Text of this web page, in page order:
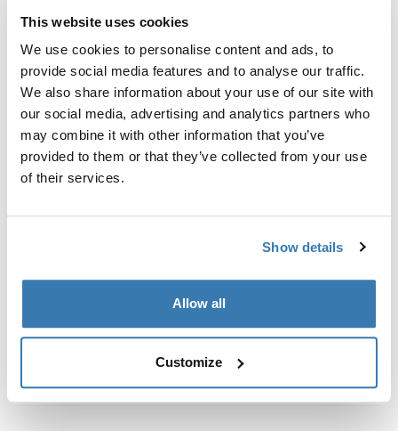
This website uses cookies
We use cookies to personalise content and ads, to
provide social media features and to analyse our traffic.
We also share information about your use of our site with
our social media, advertising and analytics partners who
may combine it with other information that you’ve
provided to them or that they’ve collected from your use
of their services.
Show details
Allow all
Customize
штатными местами для установки, Т-образными
направляющими или дополнительно
установленными точками крепления багажника.
Toggle features
Все характеристики
Технические характеристики